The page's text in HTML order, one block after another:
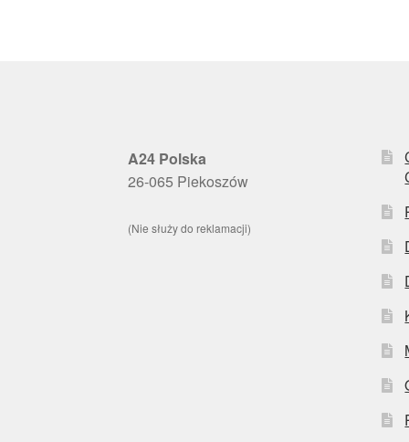
A24 Polska
26-065 Piekoszów
(Nie służy do reklamacji)